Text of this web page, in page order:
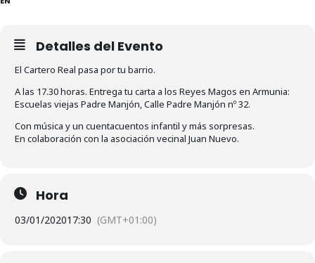
Detalles del Evento
El Cartero Real pasa por tu barrio.
A las 17.30 horas. Entrega tu carta a los Reyes Magos en Armunia:
Escuelas viejas Padre Manjón, Calle Padre Manjón nº 32.
Con música y un cuentacuentos infantil y más sorpresas.
En colaboración con la asociación vecinal Juan Nuevo.
Hora
03/01/202017:30 (GMT+01:00)